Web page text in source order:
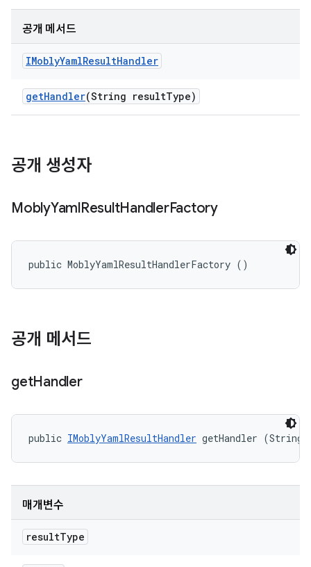
공개 메서드
IMoblyYamlResultHandler
getHandler(String resultType)
공개 생성자
MoblyYamlResultHandlerFactory
public MoblyYamlResultHandlerFactory ()
공개 메서드
getHandler
public IMoblyYamlResultHandler getHandler (String
매개변수
resultType